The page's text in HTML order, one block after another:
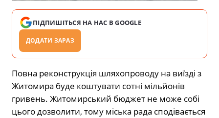
ПІДПИШІТЬСЯ НА НАС В GOOGLE
ДОДАТИ ЗАРАЗ
Повна реконструкція шляхопроводу на виїзді з
Житомира буде коштувати сотні мільйонів
гривень. Житомирський бюджет не може собі
цього дозволити, тому міська рада сподівається